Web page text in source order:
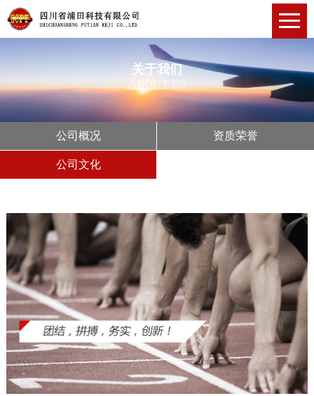
关于我们
ABOUT US
公司概况 资质荣誉
公司文化